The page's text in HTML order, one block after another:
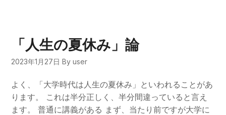
「人生の夏休み」論
2023年1月27日 By user
よく、「大学時代は人生の夏休み」といわれることがあ
ります。 これは半分正しく、半分間違っていると言え
ます。 普通に講義がある まず、当たり前ですが大学に